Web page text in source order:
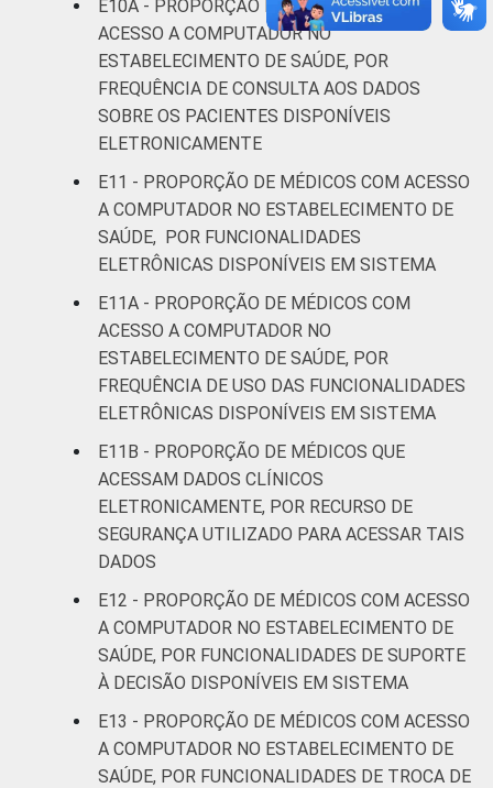
E10A - PROPORÇÃO DE MÉDICOS COM
ACESSO A COMPUTADOR NO
ESTABELECIMENTO DE SAÚDE, POR
FREQUÊNCIA DE CONSULTA AOS DADOS
SOBRE OS PACIENTES DISPONÍVEIS
ELETRONICAMENTE
E11 - PROPORÇÃO DE MÉDICOS COM ACESSO
A COMPUTADOR NO ESTABELECIMENTO DE
SAÚDE, POR FUNCIONALIDADES
ELETRÔNICAS DISPONÍVEIS EM SISTEMA
E11A - PROPORÇÃO DE MÉDICOS COM
ACESSO A COMPUTADOR NO
ESTABELECIMENTO DE SAÚDE, POR
FREQUÊNCIA DE USO DAS FUNCIONALIDADES
ELETRÔNICAS DISPONÍVEIS EM SISTEMA
E11B - PROPORÇÃO DE MÉDICOS QUE
ACESSAM DADOS CLÍNICOS
ELETRONICAMENTE, POR RECURSO DE
SEGURANÇA UTILIZADO PARA ACESSAR TAIS
DADOS
E12 - PROPORÇÃO DE MÉDICOS COM ACESSO
A COMPUTADOR NO ESTABELECIMENTO DE
SAÚDE, POR FUNCIONALIDADES DE SUPORTE
À DECISÃO DISPONÍVEIS EM SISTEMA
E13 - PROPORÇÃO DE MÉDICOS COM ACESSO
A COMPUTADOR NO ESTABELECIMENTO DE
SAÚDE, POR FUNCIONALIDADES DE TROCA DE